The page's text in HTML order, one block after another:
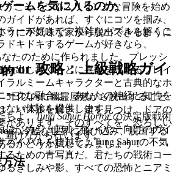
ゲームを気に入るのか
ラーが好きで、複雑なパズルを解くこ
ドキドキするゲームが好きなら、
なたのために作られました。プレッシ
を出し抜くことに喜びを感じるプレイ
ラルミームキャラクターと古典的なホ
ークな融合は、あなたの神経と知性を
ない体験を提供します。
の冷酷な世界に飛び込み、脱出する
るかどうか試してみましょう！
うこそ！このスリリングな冒険を始め
ガイドがあれば、すぐにコツを掴み、
うに不気味な家から脱出できるように
5日以内に幽霊屋敷から脱出すること
、パズルを解き、鍵を見つけ、ドアの
があります。そのすべてを、恐ろしい
避けながら行います。
法
攻略：上級戦略ガイ
ちよ、Tung Sahur Horrorの決定版戦術
は、カジュアルプレイヤー向けのガイ
バイバルを超越し、Tung Sahurの不気
るための青写真だ。君たちの戦術コー
るきしみや影、すべての恐怖とニアミ